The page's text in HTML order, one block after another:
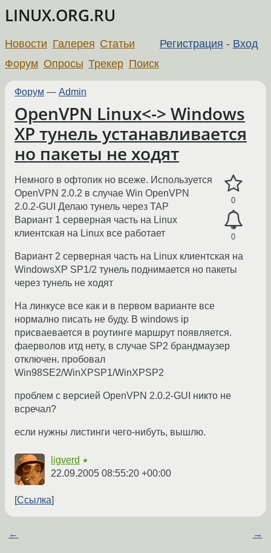
LINUX.ORG.RU
Регистрация - Вход
Новости Галерея Статьи
Форум Опросы Трекер Поиск
Форум — Admin
OpenVPN Linux<-> Windows
XP тунель устанавливается
но пакеты не ходят
0
0
Немного в офтопик но всеже. Используется
OpenVPN 2.0.2 в случае Win OpenVPN
2.0.2-GUI Делаю тунель через TAP
Вариант 1 серверная часть на Linux
клиентская на Linux все работает
Вариант 2 серверная часть на Linux клиентская на
WindowsXP SP1/2 тунель поднимается но пакеты
через тунель не ходят
На линкусе все как и в первом варианте все
нормално писать не буду. В windows ip
присваевается в роутинге маршрут появляется.
фаерволов итд нету, в случае SP2 брандмаузер
отключен. пробовал
Win98SE2/WinXPSP1/WinXPSP2
проблем с версией OpenVPN 2.0.2-GUI никто не
всречал?
если нужны листинги чего-нибуть, вышлю.
ligverd ★
22.09.2005 08:55:20 +00:00
Ссылка
← →